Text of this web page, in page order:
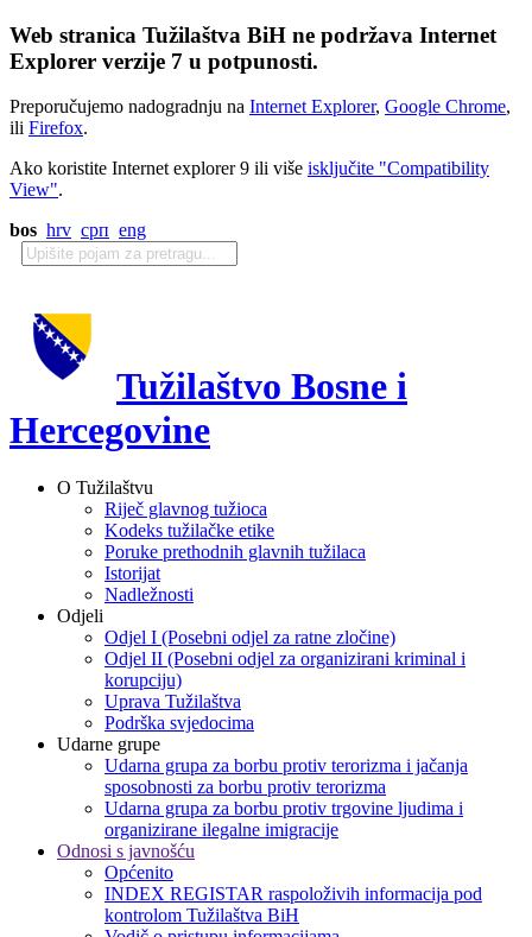
Web stranica Tužilaštva BiH ne podržava Internet
Explorer verzije 7 u potpunosti.
Preporučujemo nadogradnju na Internet Explorer, Google Chrome,
ili Firefox.
Ako koristite Internet explorer 9 ili više isključite "Compatibility
View".
bos hrv срп eng
Tužilaštvo Bosne i
Hercegovine
O Tužilaštvu
Riječ glavnog tužioca
Kodeks tužilačke etike
Poruke prethodnih glavnih tužilaca
Istorijat
Nadležnosti
Odjeli
Odjel I (Posebni odjel za ratne zločine)
Odjel II (Posebni odjel za organizirani kriminal i
korupciju)
Uprava Tužilaštva
Podrška svjedocima
Udarne grupe
Udarna grupa za borbu protiv terorizma i jačanja
sposobnosti za borbu protiv terorizma
Udarna grupa za borbu protiv trgovine ljudima i
organizirane ilegalne imigracije
Odnosi s javnošću
Općenito
INDEX REGISTAR raspoloživih informacija pod
kontrolom Tužilaštva BiH